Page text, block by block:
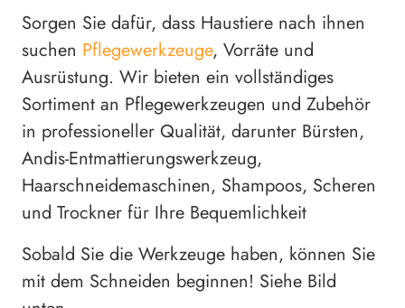
Sorgen Sie dafür, dass Haustiere nach ihnen
suchen Pflegewerkzeuge, Vorräte und
Ausrüstung. Wir bieten ein vollständiges
Sortiment an Pflegewerkzeugen und Zubehör
in professioneller Qualität, darunter Bürsten,
Andis-Entmattierungswerkzeug,
Haarschneidemaschinen, Shampoos, Scheren
und Trockner für Ihre Bequemlichkeit
Sobald Sie die Werkzeuge haben, können Sie
mit dem Schneiden beginnen! Siehe Bild